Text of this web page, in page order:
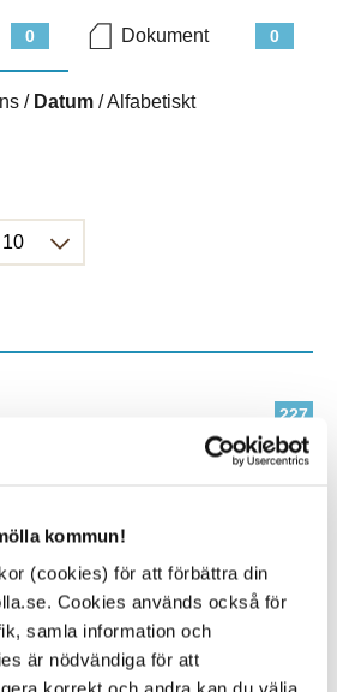
kommun!
(cookies) för att förbättra din
Cookies används också för
samla information och
är nödvändiga för att
0 0
Dokument
/ Datum /Alfabetiskt
227